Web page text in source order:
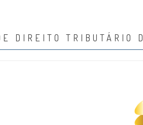
DIREITO TRIBUTÁRIO